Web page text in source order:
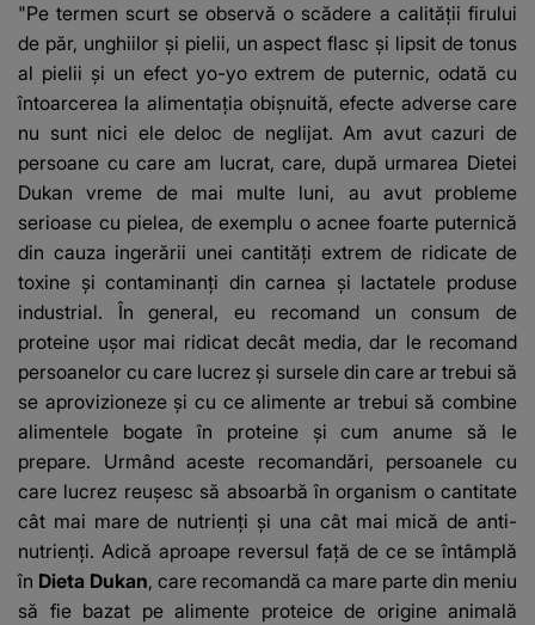
"Pe termen scurt se observă o scădere a calităţii firului
de păr, unghiilor şi pielii, un aspect flasc şi lipsit de tonus
al pielii şi un efect yo-yo extrem de puternic, odată cu
întoarcerea la alimentaţia obişnuită, efecte adverse care
nu sunt nici ele deloc de neglijat. Am avut cazuri de
persoane cu care am lucrat, care, după urmarea Dietei
Dukan vreme de mai multe luni, au avut probleme
serioase cu pielea, de exemplu o acnee foarte puternică
din cauza ingerării unei cantităţi extrem de ridicate de
toxine şi contaminanţi din carnea şi lactatele produse
industrial. În general, eu recomand un consum de
proteine uşor mai ridicat decât media, dar le recomand
persoanelor cu care lucrez şi sursele din care ar trebui să
se aprovizioneze şi cu ce alimente ar trebui să combine
alimentele bogate în proteine şi cum anume să le
prepare. Urmând aceste recomandări, persoanele cu
care lucrez reuşesc să absoarbă în organism o cantitate
cât mai mare de nutrienţi şi una cât mai mică de anti-
nutrienţi. Adică aproape reversul faţă de ce se întâmplă
în Dieta Dukan, care recomandă ca mare parte din meniu
să fie bazat pe alimente proteice de origine animală